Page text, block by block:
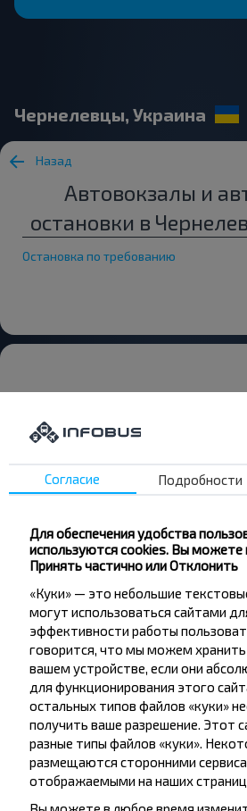
Чернелевцы, Украина
Назад
Автовокзалы и
остановки в
Остановка по требованию
Хотите
путешествовать
Не пропусти специальные
другие интересные
Подпишись на получение
путешествуй с нами дешевле!
Подписаться
Согласие Подробности
Для обеспечения удобства
используются cookies. Вы можете
Принять частично или Отклонить
«Куки» — это небольшие
могут использоваться сайтами
эффективности работы
говорится, что мы можем хранить
вашем устройстве, если они
для функционирования этого
остальных типов файлов «куки»
получить ваше разрешение. Этот
разные типы файлов «куки».
размещаются сторонними
отображаемыми на наших